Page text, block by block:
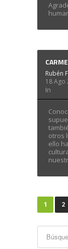
Rubén
18 Ago
In
otros
ello
1 2